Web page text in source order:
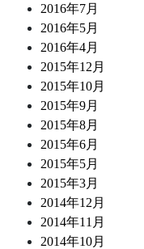
2016年7月
2016年5月
2016年4月
2015年12月
2015年10月
2015年9月
2015年8月
2015年6月
2015年5月
2015年3月
2014年12月
2014年11月
2014年10月